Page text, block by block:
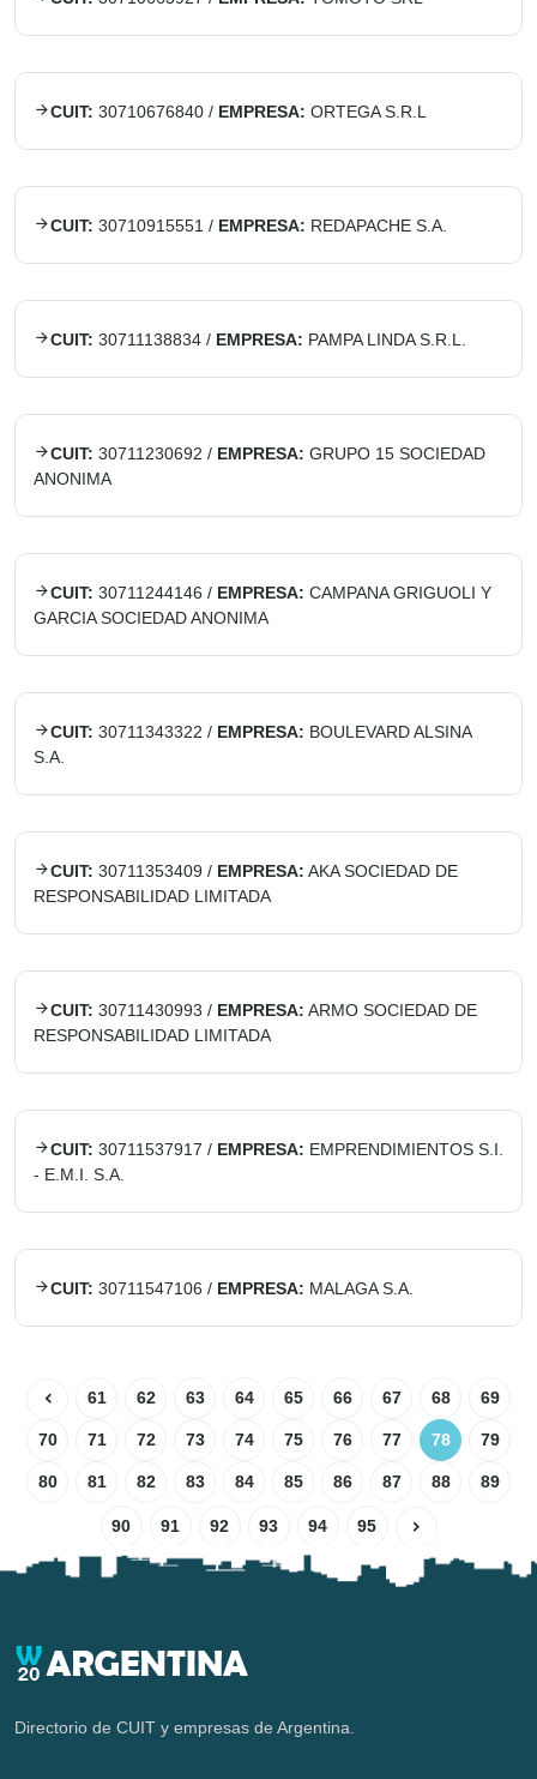
CUIT: 30710676840 / EMPRESA: ORTEGA S.R.L
CUIT: 30710915551 / EMPRESA: REDAPACHE S.A.
CUIT: 30711138834 / EMPRESA: PAMPA LINDA S.R.L.
CUIT: 30711230692 / EMPRESA: GRUPO 15 SOCIEDAD
ANONIMA
CUIT: 30711244146 / EMPRESA: CAMPANA GRIGUOLI Y
GARCIA SOCIEDAD ANONIMA
CUIT: 30711343322 / EMPRESA: BOULEVARD ALSINA
S.A.
CUIT: 30711353409 / EMPRESA: AKA SOCIEDAD DE
RESPONSABILIDAD LIMITADA
CUIT: 30711430993 / EMPRESA: ARMO SOCIEDAD DE
RESPONSABILIDAD LIMITADA
CUIT: 30711537917 / EMPRESA: EMPRENDIMIENTOS S.I.
- E.M.I. S.A.
CUIT: 30711547106 / EMPRESA: MALAGA S.A.
61 62 63 64 65 66 67 68 69
70 71 72 73 74 75 76 77 78 79
80 81 82 83 84 85 86 87 88 89
90 91 92 93 94 95
Directorio de CUIT y empresas de Argentina.